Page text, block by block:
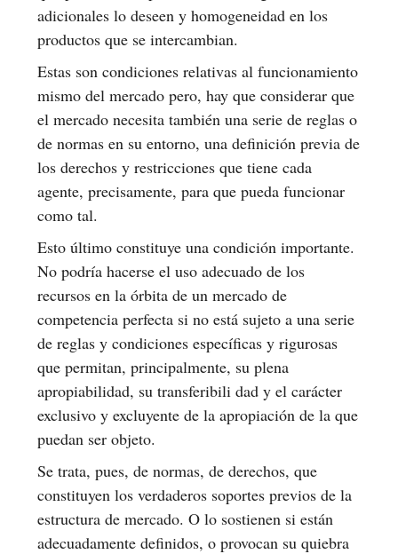
adicionales lo deseen y homogeneidad en los
productos que se intercambian.
Estas son condiciones relativas al funcionamiento
mismo del mercado pero, hay que considerar que
el mercado necesita también una serie de reglas o
de normas en su entorno, una definición previa de
los derechos y restricciones que tiene cada
agente, precisamente, para que pueda funcionar
como tal.
Esto último constituye una condición importante.
No podría hacerse el uso adecuado de los
recursos en la órbita de un mercado de
competencia perfecta si no está sujeto a una serie
de reglas y condiciones específicas y rigurosas
que permitan, principalmente, su plena
apropiabilidad, su transferibili dad y el carácter
exclusivo y excluyente de la apropiación de la que
puedan ser objeto.
Se trata, pues, de normas, de derechos, que
constituyen los verdaderos soportes previos de la
estructura de mercado. O lo sostienen si están
adecuadamente definidos, o provocan su quiebra